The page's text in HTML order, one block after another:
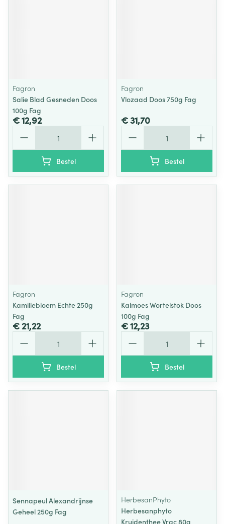
Fagron
Salie Blad Gesneden Doos
100g Fag
€ 12,92
Bestel
Fagron
Vlozaad Doos 750g Fag
€ 31,70
Bestel
Fagron
Kamillebloem Echte 250g
Fag
€ 21,22
Bestel
Fagron
Kalmoes Wortelstok Doos
100g Fag
€ 12,23
Bestel
Sennapeul Alexandrijnse
Geheel 250g Fag
HerbesanPhyto
Herbesanphyto
Kruidenthee Vrac 80g